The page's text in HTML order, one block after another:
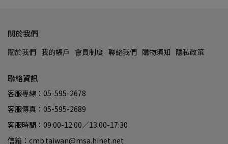
關於我們
關於我們 我的帳戶 會員制度 聯絡我們 購物須知 隱私政策
聯絡資訊
客服專線：05-595-2678
客服傳真：05-595-2689
客服時間：09:00-12:00／13:00-17:30
信箱：cmb.taiwan@msa.hinet.net